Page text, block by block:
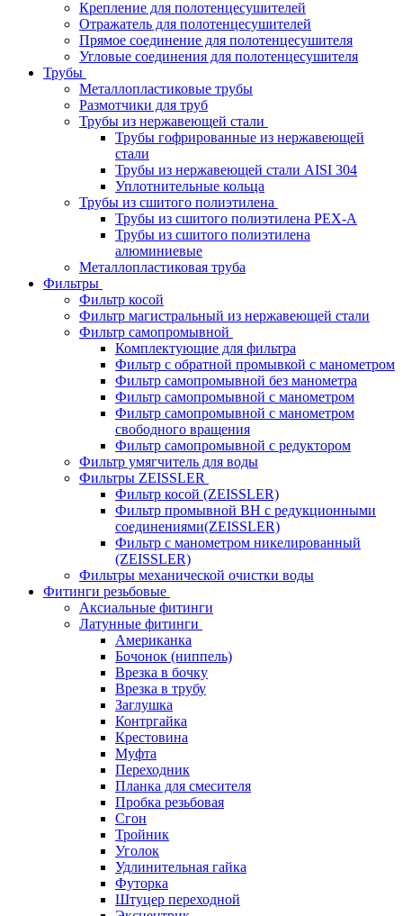
Крепление для полотенцесушителей
Отражатель для полотенцесушителей
Прямое соединение для полотенцесушителя
Угловые соединения для полотенцесушителя
Трубы
Металлопластиковые трубы
Размотчики для труб
Трубы из нержавеющей стали
Трубы гофрированные из нержавеющей
стали
Трубы из нержавеющей стали AISI 304
Уплотнительные кольца
Трубы из сшитого полиэтилена
Трубы из сшитого полиэтилена PEX-A
Трубы из сшитого полиэтилена
алюминиевые
Металлопластиковая труба
Фильтры
Фильтр косой
Фильтр магистральный из нержавеющей стали
Фильтр самопромывной
Комплектующие для фильтра
Фильтр с обратной промывкой c манометром
Фильтр самопромывной без манометра
Фильтр самопромывной с манометром
Фильтр самопромывной с манометром
свободного вращения
Фильтр самопромывной с редуктором
Фильтр умягчитель для воды
Фильтры ZEISSLER
Фильтр косой (ZEISSLER)
Фильтр промывной ВН с редукционными
соединениями(ZEISSLER)
Фильтр с манометром никелированный
(ZEISSLER)
Фильтры механической очистки воды
Фитинги резьбовые
Аксиальные фитинги
Латунные фитинги
Американка
Бочонок (ниппель)
Врезка в бочку
Врезка в трубу
Заглушка
Контргайка
Крестовина
Муфта
Переходник
Планка для смесителя
Пробка резьбовая
Сгон
Тройник
Уголок
Удлинительная гайка
Футорка
Штуцер переходной